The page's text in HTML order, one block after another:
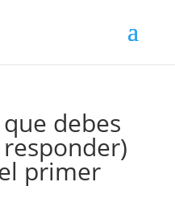
debes
primer